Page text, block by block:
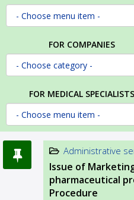
FOR COMPANIES
FOR MEDICAL SPECIALISTS
Administrative
Issue of
pharmaceutical
Procedure